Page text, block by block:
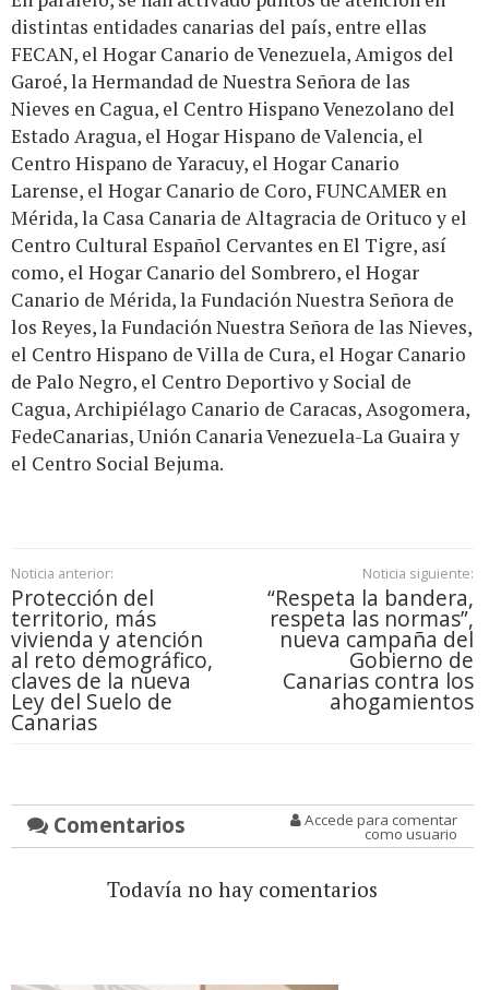
distintas entidades canarias del país, entre ellas
FECAN, el Hogar Canario de Venezuela, Amigos del
Garoé, la Hermandad de Nuestra Señora de las
Nieves en Cagua, el Centro Hispano Venezolano del
Estado Aragua, el Hogar Hispano de Valencia, el
Centro Hispano de Yaracuy, el Hogar Canario
Larense, el Hogar Canario de Coro, FUNCAMER en
Mérida, la Casa Canaria de Altagracia de Orituco y el
Centro Cultural Español Cervantes en El Tigre, así
como, el Hogar Canario del Sombrero, el Hogar
Canario de Mérida, la Fundación Nuestra Señora de
los Reyes, la Fundación Nuestra Señora de las Nieves,
el Centro Hispano de Villa de Cura, el Hogar Canario
de Palo Negro, el Centro Deportivo y Social de
Cagua, Archipiélago Canario de Caracas, Asogomera,
FedeCanarias, Unión Canaria Venezuela-La Guaira y
el Centro Social Bejuma.
Noticia anterior:
Protección del
territorio, más
vivienda y atención
al reto demográfico,
claves de la nueva
Ley del Suelo de
Canarias
Noticia siguiente:
“Respeta la bandera,
respeta las normas”,
nueva campaña del
Gobierno de
Canarias contra los
ahogamientos
Comentarios Accede para comentar
como usuario
Todavía no hay comentarios